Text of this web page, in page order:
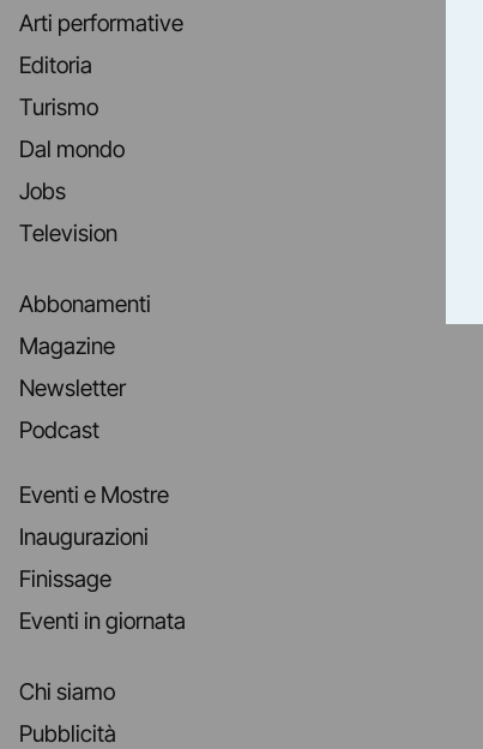
Arti performative
Editoria
Turismo
Dal mondo
Jobs
Television
Abbonamenti
Magazine
Newsletter
Podcast
Eventi e Mostre
Inaugurazioni
Finissage
Eventi in giornata
Chi siamo
Pubblicità